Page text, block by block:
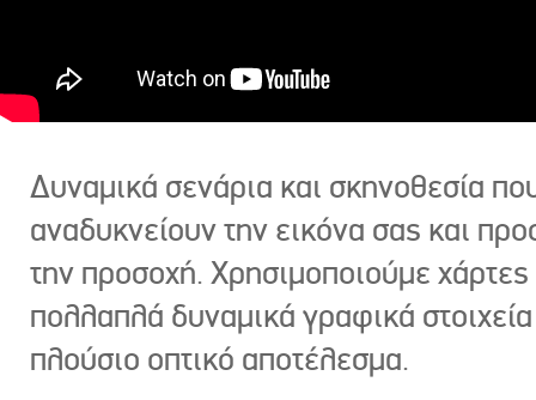
Δυναμικά σενάρια και σκηνοθεσία
αναδυκνείουν την εικόνα σας και
την προσοχή. Χρησιμοποιούμε χάρτες
πολλαπλά δυναμικά γραφικά στοιχεία
πλούσιο οπτικό αποτέλεσμα.